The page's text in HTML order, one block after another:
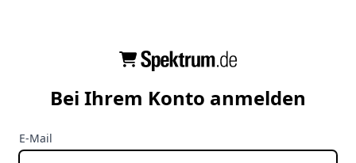
Bei Ihrem Konto anmelden
E-Mail